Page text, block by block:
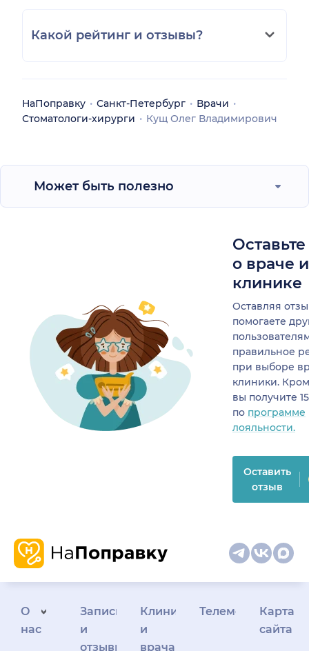
Какой рейтинг и отзывы?
НаПоправку Санкт-Петербург
Врачи
Стоматологи-хирурги
Кущ Олег Владимирович
Может быть полезно
о враче
клинике
Оставляя
помогаете
правильное
при выборе
клиники.
вы получите
по программе
лояльности.
Оставить
отзыв
О
нас
Запись
и
отзывы
Клиникам
и
врачам
Телемедицина
Карта
сайта